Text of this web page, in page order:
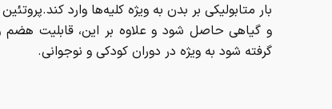
بار متابولیکی بر بدن به ویژه کلیه‌ها وارد
و گیاهی حاصل شود و علاوه بر این، قابلیت هضم
گرفته شود به ویژه در دوران کودکی و نوجوانی.